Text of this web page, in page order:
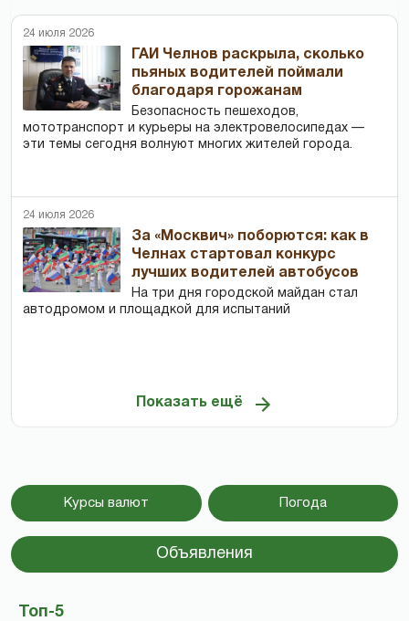
24 июля 2026
ГАИ Челнов раскрыла, сколько
пьяных водителей поймали
благодаря горожанам
Безопасность пешеходов,
мототранспорт и курьеры на электровелосипедах —
эти темы сегодня волнуют многих жителей города.
24 июля 2026
За «Москвич» поборются: как в
Челнах стартовал конкурс
лучших водителей автобусов
На три дня городской майдан стал
автодромом и площадкой для испытаний
Показать ещё
Курсы валют Погода
Объявления
Топ-5